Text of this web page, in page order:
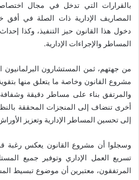
بالقرارات التي تدخل في مجال
المصاريف الإدارية ذات الصلة في
دخول هذا القانون حيز التنفيذ، وكذا
المساطر والإجراءات الإدارية.
من جهتهم، ثمن المستشارون البرلمانيون
مشروع القانون وخاصة ما يتعلق منها
والمرتفق بناء على مساطر دقيقة
أخرى تنضاف إلى المنجزات المحققة بالنظر
إلى تحسين المساطر الإدارية وتعزيز
وسجلوا أن مشروع القانون يعكس رغبة
تسريع العمل الإداري وتوفير جميع
المرتفقون، معتبرين أن موضوع تبسيط